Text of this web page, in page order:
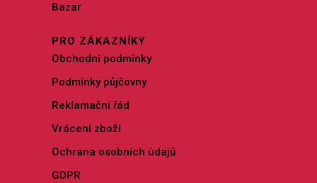
Bazar
PRO ZÁKAZNÍKY
Obchodní podmínky
Podmínky půjčovny
Reklamační řád
Vrácení zboží
Ochrana osobních údajů
GDPR